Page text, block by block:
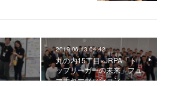
2019.06.13 04:42
丸の内15丁目×JRPA「ト
ップリーガーの未来」フュ
ーチャーセッション